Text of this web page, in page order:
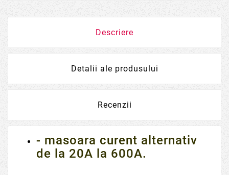
Descriere
Detalii ale produsului
Recenzii
- masoara curent alternativ
de la 20A la 600A.